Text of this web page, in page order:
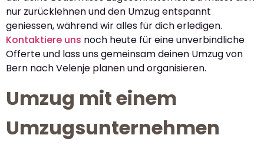
nur zurücklehnen und den Umzug entspannt
geniessen, während wir alles für dich erledigen.
Kontaktiere uns noch heute für eine unverbindliche
Offerte und lass uns gemeinsam deinen Umzug von
Bern nach Velenje planen und organisieren.
Umzug mit einem
Umzugsunternehmen